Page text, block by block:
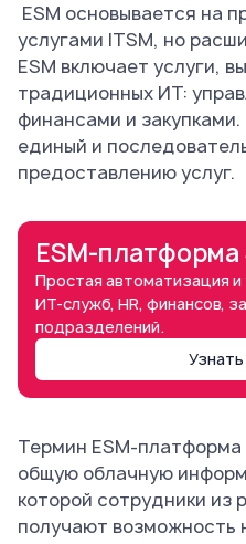
ESM основывается на
услугами ITSM, но
ESM включает услуги,
традиционных ИТ:
финансами и
единый и
предоставлению услуг.
ESM-
Простая автоматизация
ИТ-служб, HR, финансов,
подразделений.
Термин ESM-
общую облачную
которой сотрудники из
получают возможность